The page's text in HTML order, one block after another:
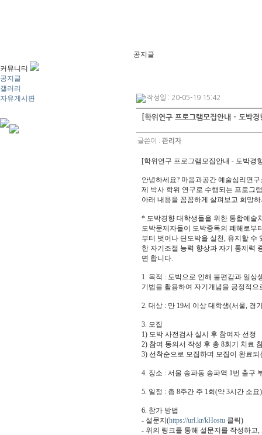
커뮤니티
공지글
갤러리
자유게시판
공지글
작성일 : 20-05-19 15:42
[학위연구 프로그램모집안내 - 도박
글쓴이 :관리자
[학위연구 프로그램모집안내 - 도박경
안녕하세요? 마음과공간 예술심리연
제 박사 학위 연구로 수행되는 프로그
아래 내용을 꼼꼼하게 살펴보고 희망
* 도박경향 대학생들을 위한 통합예술
도박문제자들이 도박중독의 폐해로부
부터 벗어나 단도박을 실천, 유지할 수
한 자기조절 능력 향상과 자기 통제력
면 합니다.
1. 목적 : 도박으로 인해 불편감과 일
기법을 활용하여 자기개념을 긍정적
2. 대상 : 만 19세 이상 대학생(서울, 경
3. 모집
1) 도박 사전검사 실시 후 참여자 선정
2) 참여 동의서 작성 후 총 8회기 치료
3) 선착순으로 모집하며 모집이 완료
4. 장소 : 서울 송파동 송파역 1번 출구
5. 일정 : 총 8주간 주 1회(약 3시간 소요)
6. 참가 방법
- 설문지(https://url.kr/kHostu 클릭)
- 위의 링크를 통해 설문지를 작성하